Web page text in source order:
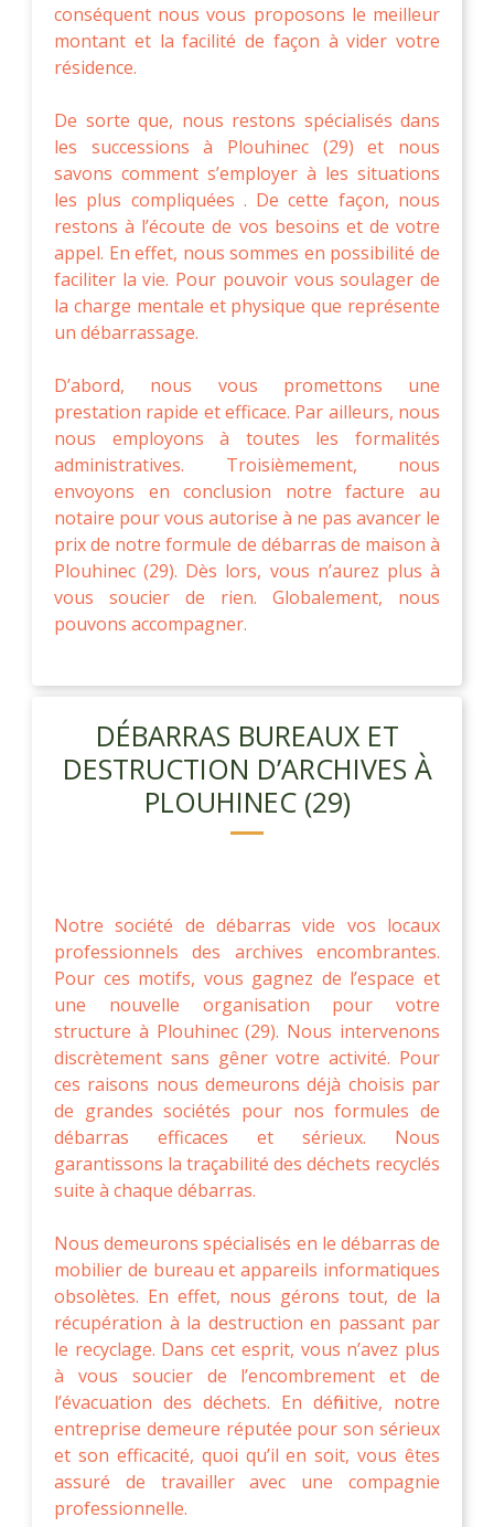
conséquent nous vous proposons le meilleur
montant et la facilité de façon à vider votre
résidence.
De sorte que, nous restons spécialisés dans
les successions à Plouhinec (29) et nous
savons comment s’employer à les situations
les plus compliquées . De cette façon, nous
restons à l’écoute de vos besoins et de votre
appel. En effet, nous sommes en possibilité de
faciliter la vie. Pour pouvoir vous soulager de
la charge mentale et physique que représente
un débarrassage.
D’abord, nous vous promettons une
prestation rapide et efficace. Par ailleurs, nous
nous employons à toutes les formalités
administratives. Troisièmement, nous
envoyons en conclusion notre facture au
notaire pour vous autorise à ne pas avancer le
prix de notre formule de débarras de maison à
Plouhinec (29). Dès lors, vous n’aurez plus à
vous soucier de rien. Globalement, nous
pouvons accompagner.
DÉBARRAS BUREAUX ET
DESTRUCTION D’ARCHIVES À
PLOUHINEC (29)
Notre société de débarras vide vos locaux
professionnels des archives encombrantes.
Pour ces motifs, vous gagnez de l’espace et
une nouvelle organisation pour votre
structure à Plouhinec (29). Nous intervenons
discrètement sans gêner votre activité. Pour
ces raisons nous demeurons déjà choisis par
de grandes sociétés pour nos formules de
débarras efficaces et sérieux. Nous
garantissons la traçabilité des déchets recyclés
suite à chaque débarras.
Nous demeurons spécialisés en le débarras de
mobilier de bureau et appareils informatiques
obsolètes. En effet, nous gérons tout, de la
récupération à la destruction en passant par
le recyclage. Dans cet esprit, vous n’avez plus
à vous soucier de l’encombrement et de
l’évacuation des déchets. En définitive, notre
entreprise demeure réputée pour son sérieux
et son efficacité, quoi qu’il en soit, vous êtes
assuré de travailler avec une compagnie
professionnelle.